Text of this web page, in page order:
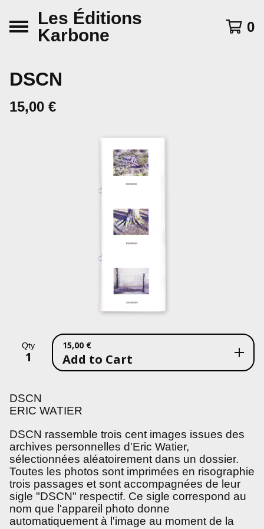
Les Éditions
Karbone
0
DSCN
15,00 €
Qty 15,00 €
Add to Cart
DSCN
ERIC WATIER
DSCN rassemble trois cent images issues des
archives personnelles d'Eric Watier,
sélectionnées aléatoirement dans un dossier.
Toutes les photos sont imprimées en risographie
trois passages et sont accompagnées de leur
sigle "DSCN" respectif. Ce sigle correspond au
nom que l'appareil photo donne
automatiquement à l'image au moment de la